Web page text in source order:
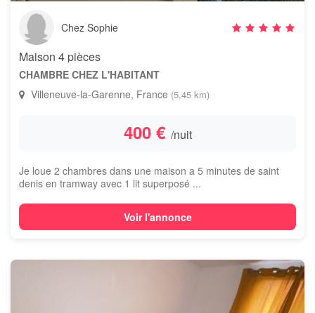
Chez Sophie
Maison 4 pièces
CHAMBRE CHEZ L'HABITANT
Villeneuve-la-Garenne, France (5,45 km)
400 € /nuit
Je loue 2 chambres dans une maison a 5 minutes de saint
denis en tramway avec 1 lit superposé ...
Voir l'annonce